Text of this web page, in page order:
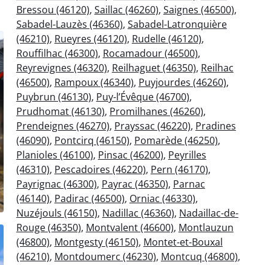
Bressou (46120), Saillac (46260), Saignes (46500),
Sabadel-Lauzès (46360), Sabadel-Latronquière
(46210), Rueyres (46120), Rudelle (46120),
Rouffilhac (46300), Rocamadour (46500),
Reyrevignes (46320), Reilhaguet (46350), Reilhac
(46500), Rampoux (46340), Puyjourdes (46260),
Puybrun (46130), Puy-l’Évêque (46700),
Prudhomat (46130), Promilhanes (46260),
Prendeignes (46270), Prayssac (46220), Pradines
(46090), Pontcirq (46150), Pomarède (46250),
Planioles (46100), Pinsac (46200), Peyrilles
(46310), Pescadoires (46220), Pern (46170),
Payrignac (46300), Payrac (46350), Parnac
(46140), Padirac (46500), Orniac (46330),
Nuzéjouls (46150), Nadillac (46360), Nadaillac-de-
Rouge (46350), Montvalent (46600), Montlauzun
(46800), Montgesty (46150), Montet-et-Bouxal
(46210), Montdoumerc (46230), Montcuq (46800),